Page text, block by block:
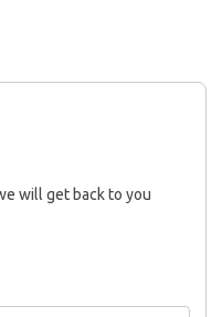
will get back to you